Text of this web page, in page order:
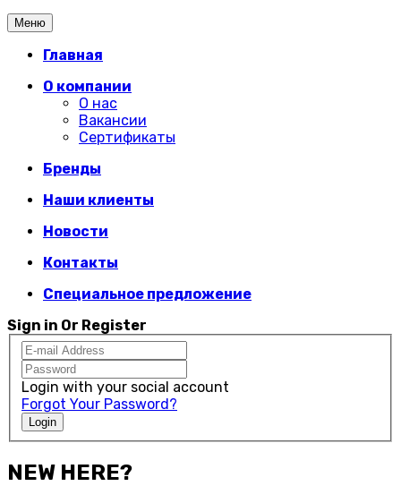
Меню
Главная
О компании
О нас
Вакансии
Сертификаты
Бренды
Наши клиенты
Новости
Контакты
Специальное предложение
Sign in Or Register
Login with your social account
Forgot Your Password?
Login
NEW HERE?